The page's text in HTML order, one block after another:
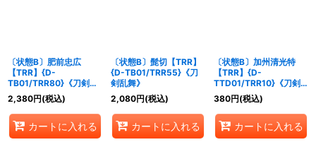
〔状態B〕肥前忠広
【TRR】{D-
TB01/TRR80}《刀剣乱
舞》
2,380円(税込)
カートに入れる
〔状態B〕髭切【TRR】
{D-TB01/TRR55}《刀
剣乱舞》
2,080円(税込)
カートに入れる
〔状態B〕加州清光特
【TRR】{D-
TTD01/TRR10}《刀剣
乱舞》
380円(税込)
カートに入れる